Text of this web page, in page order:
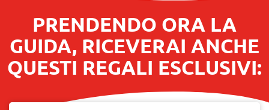
PRENDENDO ORA LA
GUIDA, RICEVERAI ANCHE
QUESTI REGALI ESCLUSIVI: